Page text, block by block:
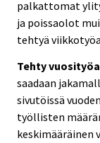
palkattomat
ja poissaolot
tehtyä
Tehty
saadaan
sivutöissä
työllisten
keskimääräinen